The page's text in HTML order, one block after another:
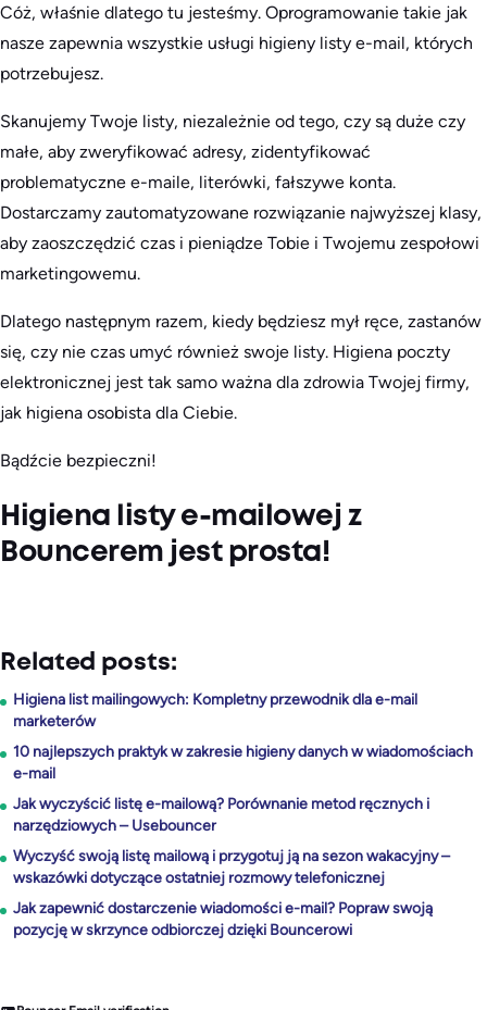
Cóż, właśnie dlatego tu jesteśmy. Oprogramowanie takie jak
nasze zapewnia wszystkie usługi higieny listy e-mail, których
potrzebujesz.
Skanujemy Twoje listy, niezależnie od tego, czy są duże czy
małe, aby zweryfikować adresy, zidentyfikować
problematyczne e-maile, literówki, fałszywe konta.
Dostarczamy zautomatyzowane rozwiązanie najwyższej klasy,
aby zaoszczędzić czas i pieniądze Tobie i Twojemu zespołowi
marketingowemu.
Dlatego następnym razem, kiedy będziesz mył ręce, zastanów
się, czy nie czas umyć również swoje listy. Higiena poczty
elektronicznej jest tak samo ważna dla zdrowia Twojej firmy,
jak higiena osobista dla Ciebie.
Bądźcie bezpieczni!
Higiena listy e-mailowej z
Bouncerem jest prosta!
Related posts:
Higiena list mailingowych: Kompletny przewodnik dla e-mail
marketerów
10 najlepszych praktyk w zakresie higieny danych w wiadomościach
e-mail
Jak wyczyścić listę e-mailową? Porównanie metod ręcznych i
narzędziowych – Usebouncer
Wyczyść swoją listę mailową i przygotuj ją na sezon wakacyjny –
wskazówki dotyczące ostatniej rozmowy telefonicznej
Jak zapewnić dostarczenie wiadomości e-mail? Popraw swoją
pozycję w skrzynce odbiorczej dzięki Bouncerowi